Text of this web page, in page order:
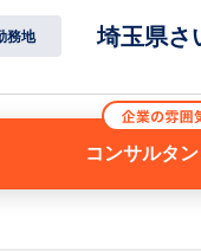
ます。
従事いただきます。
立案
明・展開・浸透
務地 埼玉県さ
コンサルタ